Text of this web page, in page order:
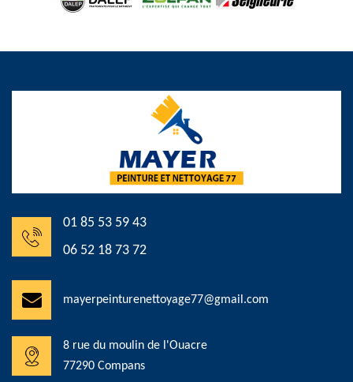
01 85 53 59 43
06 52 18 73 72
mayerpeinturenettoyage77@gmail.com
8 rue du moulin de l'Ouacre
77290 Compans